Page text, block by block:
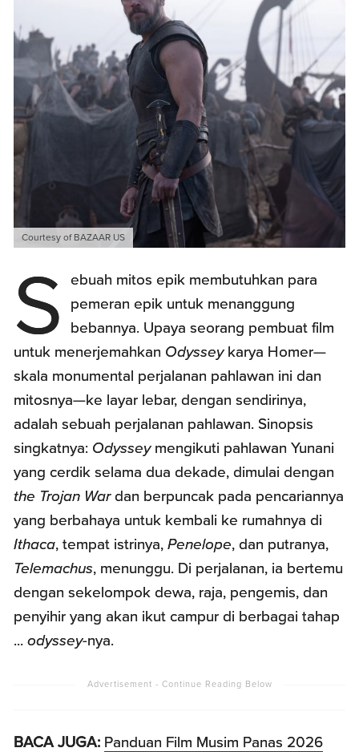
Courtesy of BAZAAR US
S
ebuah mitos epik membutuhkan para
pemeran epik untuk menanggung
bebannya. Upaya seorang pembuat film
untuk menerjemahkan Odysseykarya Homer—
skala monumental perjalanan pahlawan ini dan
mitosnya—ke layar lebar, dengan sendirinya,
adalah sebuah perjalanan pahlawan. Sinopsis
singkatnya: Odysseymengikuti pahlawan Yunani
yang cerdik selama dua dekade, dimulai dengan
the Trojan Wardan berpuncak pada pencariannya
yang berbahaya untuk kembali ke rumahnya di
Ithaca, tempat istrinya,Penelope, dan putranya,
Telemachus, menunggu. Di perjalanan, ia bertemu
dengan sekelompok dewa, raja, pengemis, dan
penyihir yang akan ikut campur di berbagai tahap
...odyssey-nya.
BACA JUGA: Panduan Film Musim Panas 2026